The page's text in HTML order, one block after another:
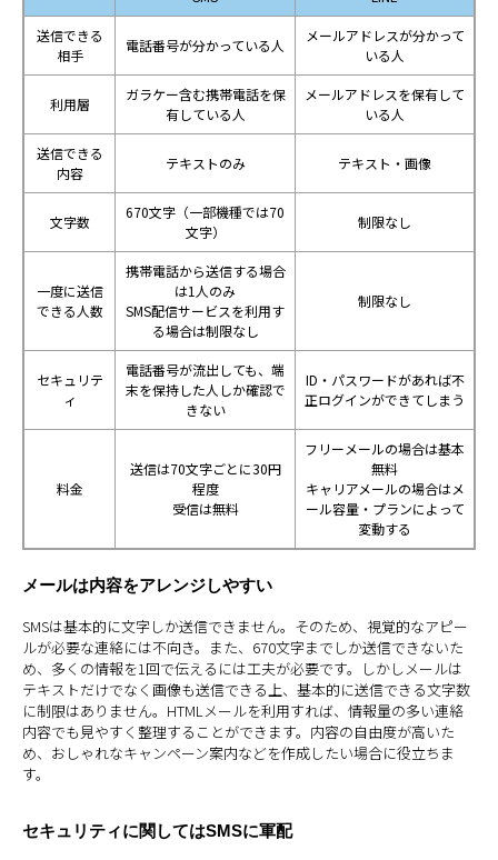
送信できる
相手
電話番号が分かっている人
メールアドレスが分かって
いる人
利用層
ガラケー含む携帯電話を保
有している人
メールアドレスを保有して
いる人
送信できる
内容
テキストのみ テキスト・画像
文字数
670文字（一部機種では70
文字）
制限なし
一度に送信
できる人数
携帯電話から送信する場合
は1人のみ
SMS配信サービスを利用す
る場合は制限なし
制限なし
セキュリテ
ィ
電話番号が流出しても、端
末を保持した人しか確認で
きない
ID・パスワードがあれば不
正ログインができてしまう
料金
送信は70文字ごとに30円
程度
受信は無料
フリーメールの場合は基本
無料
キャリアメールの場合はメ
ール容量・プランによって
変動する
メールは内容をアレンジしやすい
SMSは基本的に文字しか送信できません。そのため、視覚的なアピー
ルが必要な連絡には不向き。また、670文字までしか送信できないた
め、多くの情報を1回で伝えるには工夫が必要です。しかしメールは
テキストだけでなく画像も送信できる上、基本的に送信できる文字数
に制限はありません。HTMLメールを利用すれば、情報量の多い連絡
内容でも見やすく整理することができます。内容の自由度が高いた
め、おしゃれなキャンペーン案内などを作成したい場合に役立ちま
す。
セキュリティに関してはSMSに軍配